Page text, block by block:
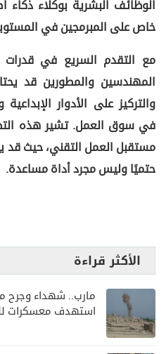
الوظائف البشرية بوكلاء
خاص على المبرمجين في
مع التقدم السريع في قدرات
المهندسين والمطورين قد
والتركيز على الأدوار
في سوق العمل. تشير هذه
مستقبل العمل التقني، حيث قد
حتميًا وليس مجرد أداة مساعدة.
الأكثر قراءة
مارب.. شهداء وجرح
استهدف معسكرات